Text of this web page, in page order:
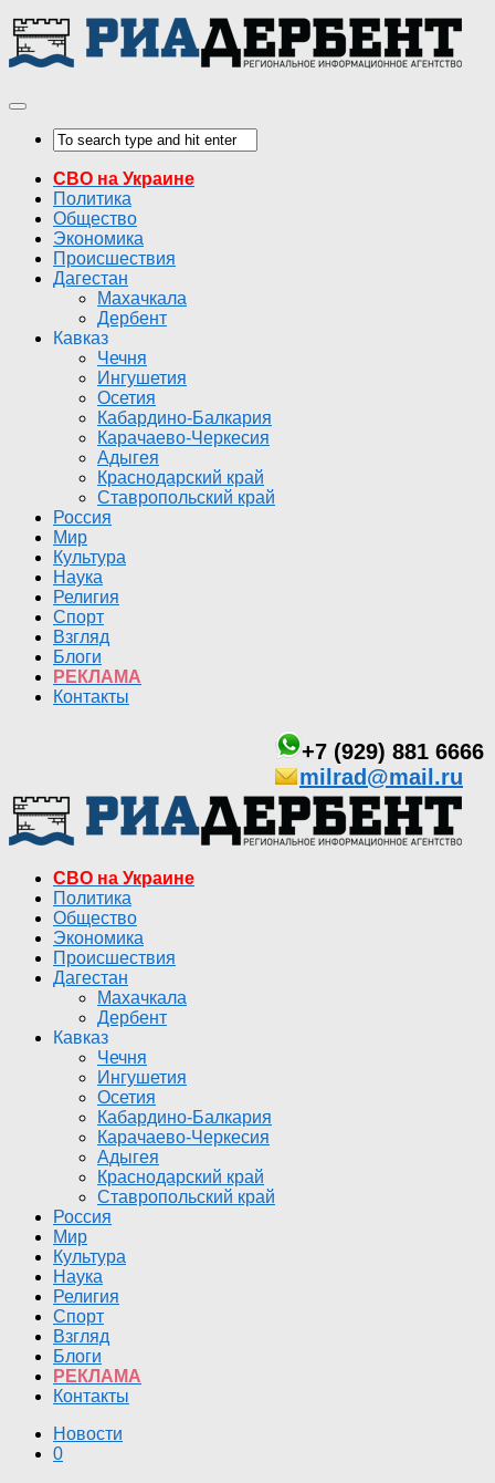
СВО на Украине
Политика
Общество
Экономика
Происшествия
Дагестан
Махачкала
Дербент
Кавказ
Чечня
Ингушетия
Осетия
Кабардино-Балкария
Карачаево-Черкесия
Адыгея
Краснодарский край
Ставропольский край
Россия
Мир
Культура
Наука
Религия
Спорт
Взгляд
Блоги
РЕКЛАМА
Контакты
+7 (929) 881 6666
milrad@mail.ru
СВО на Украине
Политика
Общество
Экономика
Происшествия
Дагестан
Махачкала
Дербент
Кавказ
Чечня
Ингушетия
Осетия
Кабардино-Балкария
Карачаево-Черкесия
Адыгея
Краснодарский край
Ставропольский край
Россия
Мир
Культура
Наука
Религия
Спорт
Взгляд
Блоги
РЕКЛАМА
Контакты
Новости
0